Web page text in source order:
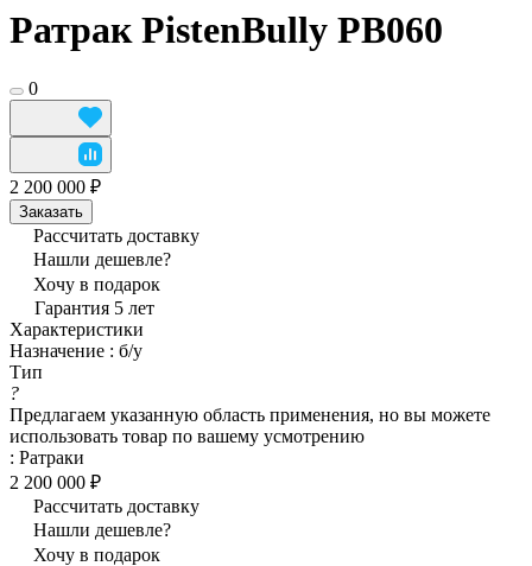
Ратрак PistenBully PB060
0
2 200 000 ₽
Заказать
Рассчитать доставку
Нашли дешевле?
Хочу в подарок
Гарантия 5 лет
Характеристики
Назначение : б/у
Тип
?
Предлагаем указанную область применения, но вы можете
использовать товар по вашему усмотрению
: Ратраки
2 200 000 ₽
Рассчитать доставку
Нашли дешевле?
Хочу в подарок